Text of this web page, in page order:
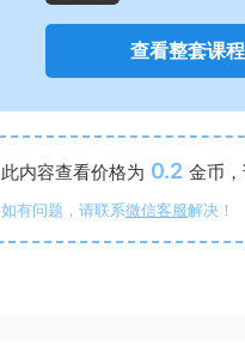
查看整套课
此内容查看价格为 0.2 金币
如有问题，请联系微信客服解决！